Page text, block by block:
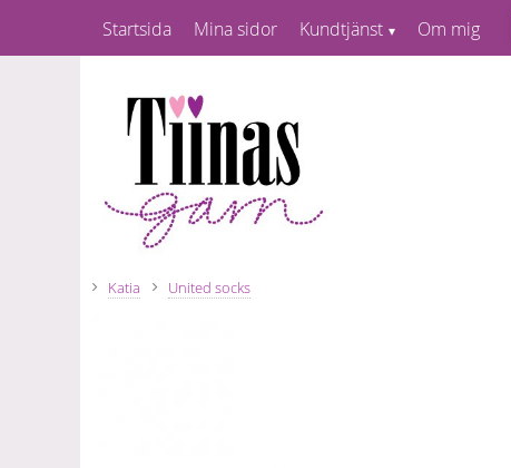
Startsida Mina sidor Kundtjänst Om mig
Katia United socks